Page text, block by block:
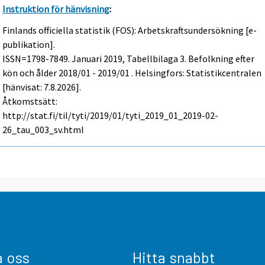
Instruktion för hänvisning:
Finlands officiella statistik (FOS): Arbetskraftsundersökning [e-
publikation].
ISSN=1798-7849.Januari 2019, Tabellbilaga 3. Befolkning efter
kön och ålder 2018/01 - 2019/01 . Helsingfors: Statistikcentralen
[hänvisat: 7.8.2026].
Åtkomstsätt:
http://stat.fi/til/tyti/2019/01/tyti_2019_01_2019-02-
26_tau_003_sv.html
oss Hitta snabbt